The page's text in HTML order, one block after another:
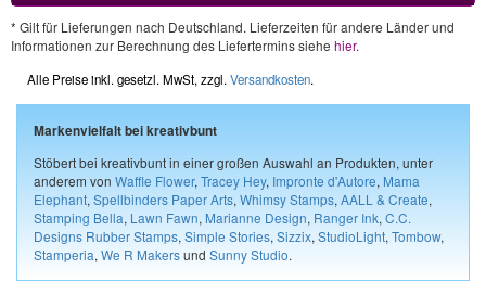
* Gilt für Lieferungen nach Deutschland. Lieferzeiten für andere Länder und
Informationen zur Berechnung des Liefertermins siehe hier.
Alle Preise inkl. gesetzl. MwSt, zzgl. Versandkosten.
Markenvielfalt bei kreativbunt
Stöbert bei kreativbunt in einer großen Auswahl an Produkten, unter
anderem von Waffle Flower, Tracey Hey, Impronte d'Autore, Mama
Elephant, Spellbinders Paper Arts, Whimsy Stamps, AALL & Create,
Stamping Bella, Lawn Fawn, Marianne Design, Ranger Ink, C.C.
Designs Rubber Stamps, Simple Stories, Sizzix, StudioLight, Tombow,
Stamperia, We R Makersund Sunny Studio.